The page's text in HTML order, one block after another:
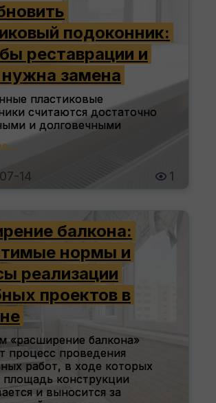
подоконник:
реставрации и
нужна замена
пластиковые
считаются достаточно
и долговечными
14 1
балкона:
нормы и
реализации
проектов в
«расширение балкона»
процесс проведения
работ, в ходе которых
площадь конструкции
и выносится за